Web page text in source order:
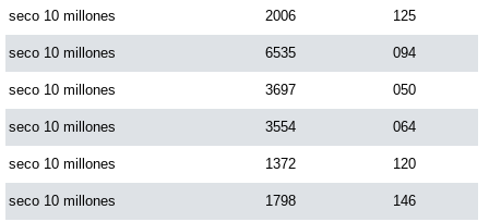
seco 10 millones 2006 125
seco 10 millones 6535 094
seco 10 millones 3697 050
seco 10 millones 3554 064
seco 10 millones 1372 120
seco 10 millones 1798 146